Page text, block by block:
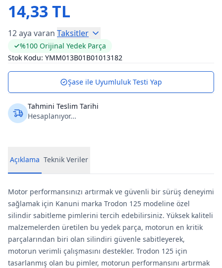
14,33 TL
12 aya varan Taksitler
%100 Orijinal Yedek Parça
Stok Kodu: YMM013B01B01013182
Şase ile Uyumluluk Testi Yap
Tahmini Teslim Tarihi
Hesaplanıyor...
Açıklama Teknik Veriler
Motor performansınızı artırmak ve güvenli bir sürüş deneyimi
sağlamak için Kanuni marka Trodon 125 modeline özel
silindir sabitleme pimlerini tercih edebilirsiniz. Yüksek kaliteli
malzemelerden üretilen bu yedek parça, motorun en kritik
parçalarından biri olan silindiri güvenle sabitleyerek,
motorun verimli çalışmasını destekler. Trodon 125 için
tasarlanmış olan bu pimler, motorun performansını artırmak